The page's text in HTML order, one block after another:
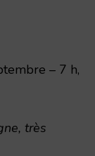
– 7 h,
très